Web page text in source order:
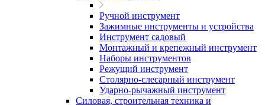
Ручной инструмент
Зажимные инструменты и устройства
Инструмент садовый
Монтажный и крепежный инструмент
Наборы инструментов
Режущий инструмент
Столярно-слесарный инструмент
Ударно-рычажный инструмент
Силовая, строительная техника и